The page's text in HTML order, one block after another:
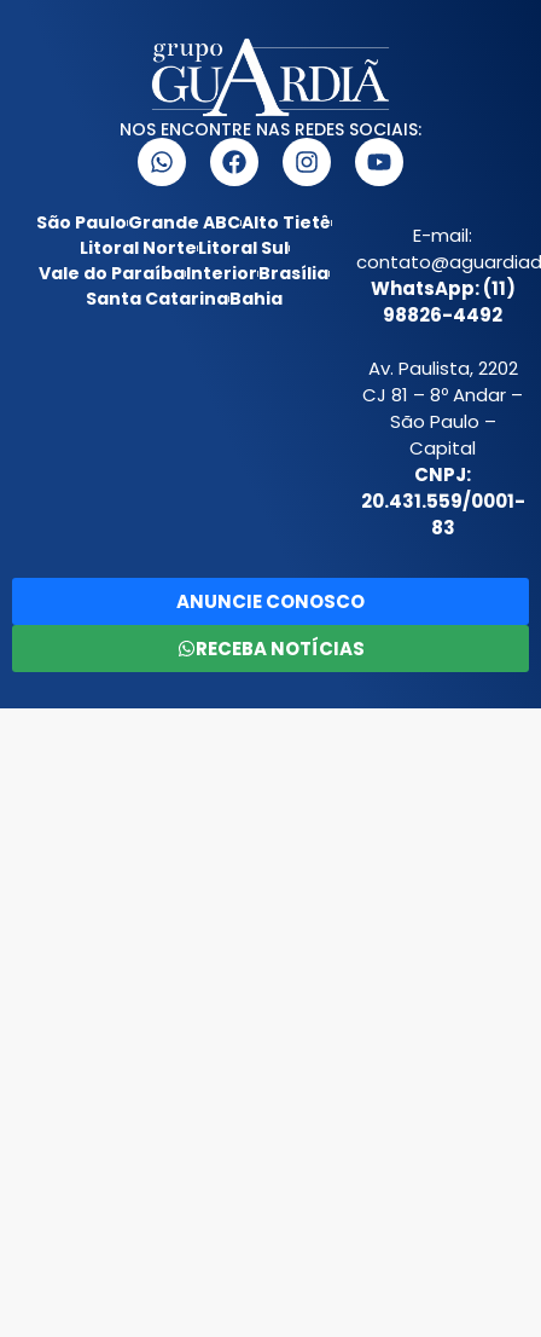
NOS ENCONTRE NAS REDES SOCIAIS:
São PauloGrande ABCAlto Tietê
Litoral NorteLitoral Sul
Vale do ParaíbaInteriorBrasília
Santa CatarinaBahia
E-mail:
WhatsApp: (11)
98826-4492
Av. Paulista, 2202
CJ 81 – 8º Andar –
São Paulo –
Capital
CNPJ:
20.431.559/0001-
83
ANUNCIE CONOSCO
RECEBA NOTÍCIAS